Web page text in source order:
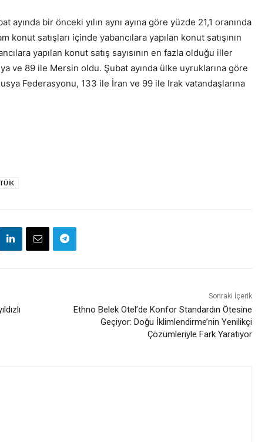
ayında bir önceki yılın aynı ayına göre yüzde 21,1 oranında
konut satışları içinde yabancılara yapılan konut satışının
yapılan konut satış sayısının en fazla olduğu iller
ve 89 ile Mersin oldu. Şubat ayında ülke uyruklarına göre
Federasyonu, 133 ile İran ve 99 ile Irak vatandaşlarına
TÜİK
Sonraki İçerik
Ethno Belek Otel’de Konfor Standardın Ötesine
Geçiyor: Doğu İklimlendirme’nin Yenilikçi
Çözümleriyle Fark Yaratıyor